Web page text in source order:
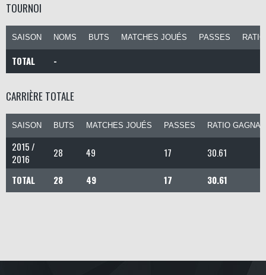
TOURNOI
SAISON NOMS BUTS MATCHES JOUÉS PASSES
TOTAL -
CARRIÈRE TOTALE
SAISON BUTS MATCHES JOUÉS PASSES RATIO
2015 /
2016
28 49 17 30.61
TOTAL 28 49 17 30.61